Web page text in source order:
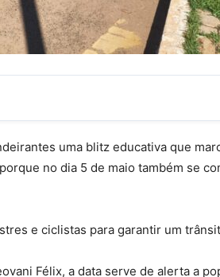
uma blitz educativa que
no dia 5 de maio também se
e ciclistas para garantir um
Félix, a data serve de alerta a